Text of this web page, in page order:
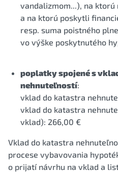
vandalizmom...), na
a na ktorú poskytli
resp. suma poistného
vo výške poskytnutého
poplatky spojené s
nehnuteľností:
vklad do katastra
vklad do katastra
vklad): 266,00 €
Vklad do katastra
procese vybavovania
o prijatí návrhu na vklad a